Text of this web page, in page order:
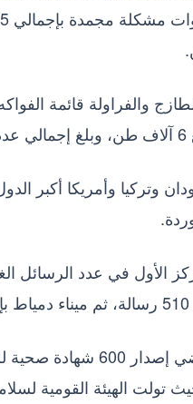
وتركيا وأمريكا أكبر
وقد شهد الأسبوع
عام 2025، حيث تولت الهيئة